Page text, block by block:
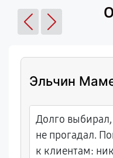
Эльчин
Долго выбирал,
не прогадал.
к клиентам: